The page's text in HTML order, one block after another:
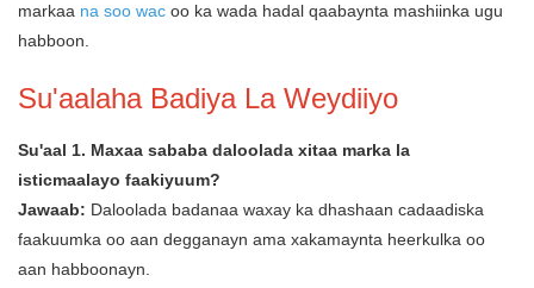
markaa na soo wac oo ka wada hadal qaabaynta mashiinka ugu
habboon.
Su'aalaha Badiya La Weydiiyo
Su'aal 1. Maxaa sababa daloolada xitaa marka la
isticmaalayo faakiyuum?
Jawaab: Daloolada badanaa waxay ka dhashaan cadaadiska
faakuumka oo aan degganayn ama xakamaynta heerkulka oo
aan habboonayn.